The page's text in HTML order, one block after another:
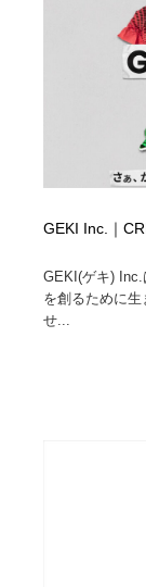
GEKI Inc.｜
GEKI(ゲキ) Inc.
を創るために
せ...